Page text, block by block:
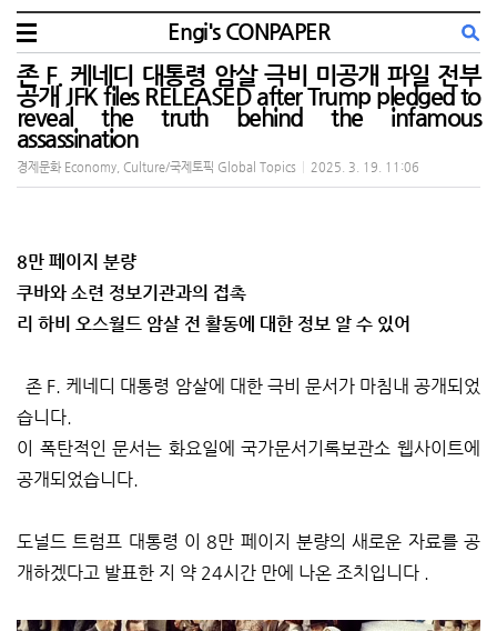
Engi's CONPAPER
존 F. 케네디 대통령 암살 극비 미공개 파일 전부
공개 JFK files RELEASED after Trump pledged to
reveal the truth behind the infamous
assassination
경제문화 Economy, Culture/국제토픽 Global Topics 2025. 3. 19. 11:06
8만 페이지 분량
쿠바와 소련 정보기관과의 접촉
리 하비 오스월드 암살 전 활동에 대한 정보 알 수 있어
존 F. 케네디 대통령 암살에 대한 극비 문서가 마침내 공개되었
습니다.
이 폭탄적인 문서는 화요일에 국가문서기록보관소 웹사이트에
공개되었습니다.
도널드 트럼프 대통령 이 8만 페이지 분량의 새로운 자료를 공
개하겠다고 발표한 지 약 24시간 만에 나온 조치입니다 .